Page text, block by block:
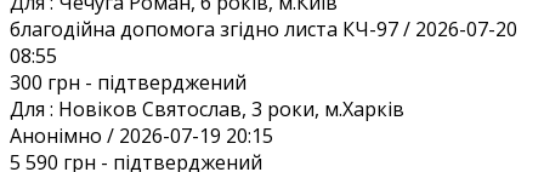
благодійна допомога згідно листа КЧ-97 / 2026-07-20
08:55
300 грн - підтверджений
Для : Новіков Святослав, 3 роки, м.Харків
Анонiмно / 2026-07-19 20:15
5 590 грн - підтверджений